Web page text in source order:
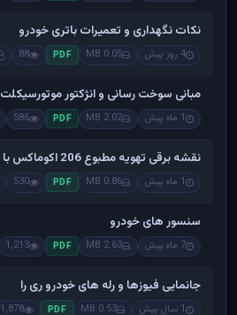
نکات نگهداری و تعمیرات باتری خودرو
4 روز پیش 0.05 MB
PDF
88
مبانی سوخت رسانی و انژکتور موتورسیکلت
1 ماه پیش 2.02 MB
PDF
586
نقشه برقی تهویه مطبوع 206 اکوماکس با ایسیو MAW
1 ماه پیش 0.86 MB
PDF
530
سنسور های خودرو
7 ماه پیش 2.63 MB
PDF
1,213
جانمایی فیوزها و رله های خودرو ری را
1 سال پیش 0.53 MB
PDF
1,878